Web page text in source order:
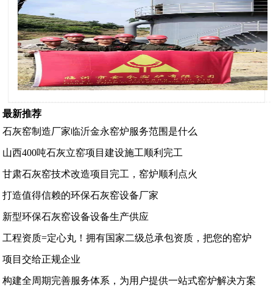
最新推荐
石灰窑制造厂家临沂金永窑炉服务范围是什么
山西400吨石灰立窑项目建设施工顺利完工
甘肃石灰窑技术改造项目完工，窑炉顺利点火
打造值得信赖的环保石灰窑设备厂家
新型环保石灰窑设备设备生产供应
工程资质=定心丸！拥有国家二级总承包资质，把您的窑炉
项目交给正规企业
构建全周期完善服务体系，为用户提供一站式窑炉解决方案